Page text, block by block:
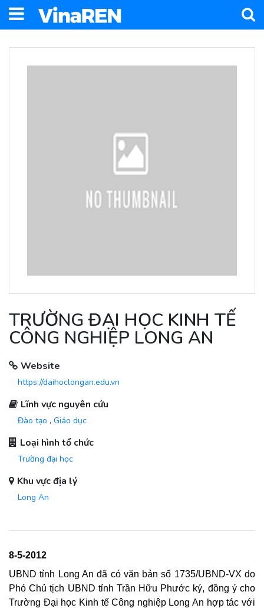
TRƯỜNG ĐẠI HỌC KINH TẾ
CÔNG NGHIỆP LONG AN
Website
https://daihoclongan.edu.vn
Lĩnh vực nguyên cứu
Đào tạo , Giáo dục
Loại hình tổ chức
Trường đại học
Khu vực địa lý
Long An
8-5-2012
UBND tỉnh Long An đã có văn bản số 1735/UBND-VX do
Phó Chủ tịch UBND tỉnh Trần Hữu Phước ký, đồng ý cho
Trường Đại học Kinh tế Công nghiệp Long An hợp tác với